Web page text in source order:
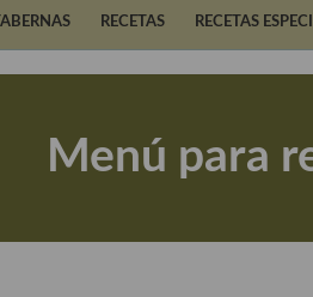
RECETAS RECETAS
Menú para